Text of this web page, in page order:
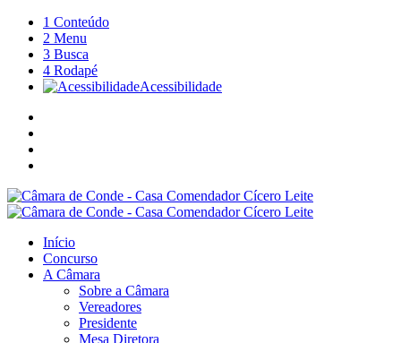
1 Conteúdo
2 Menu
3 Busca
4 Rodapé
Acessibilidade
Início
Concurso
A Câmara
Sobre a Câmara
Vereadores
Presidente
Mesa Diretora